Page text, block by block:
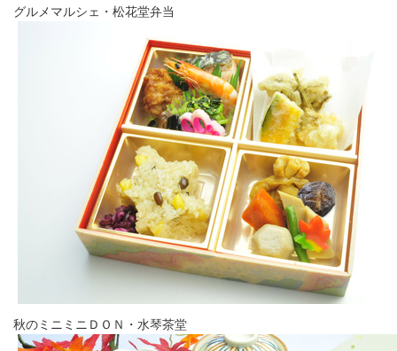
グルメマルシェ・松花堂弁当
秋のミニミニＤＯＮ・水琴茶堂